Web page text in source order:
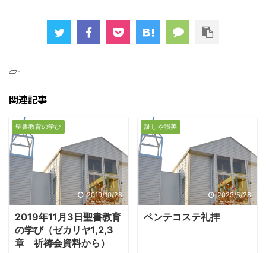
-
関連記事
聖書教育の学び
2019/10/28
2019年11月3日聖書教育
の学び（ゼカリヤ1,2,3
章 祈祷会資料から）
証しや讃美
2023/5/28
ペンテコステ礼拝